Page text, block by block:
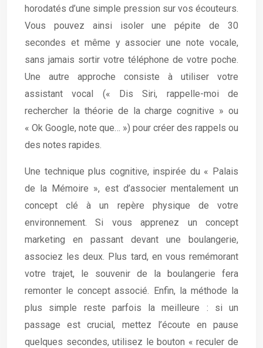
horodatés d’une simple pression sur vos écouteurs.
Vous pouvez ainsi isoler une pépite de 30
secondes et même y associer une note vocale,
sans jamais sortir votre téléphone de votre poche.
Une autre approche consiste à utiliser votre
assistant vocal (« Dis Siri, rappelle-moi de
rechercher la théorie de la charge cognitive » ou
« Ok Google, note que… ») pour créer des rappels ou
des notes rapides.
Une technique plus cognitive, inspirée du « Palais
de la Mémoire », est d’associer mentalement un
concept clé à un repère physique de votre
environnement. Si vous apprenez un concept
marketing en passant devant une boulangerie,
associez les deux. Plus tard, en vous remémorant
votre trajet, le souvenir de la boulangerie fera
remonter le concept associé. Enfin, la méthode la
plus simple reste parfois la meilleure : si un
passage est crucial, mettez l’écoute en pause
quelques secondes, utilisez le bouton « reculer de